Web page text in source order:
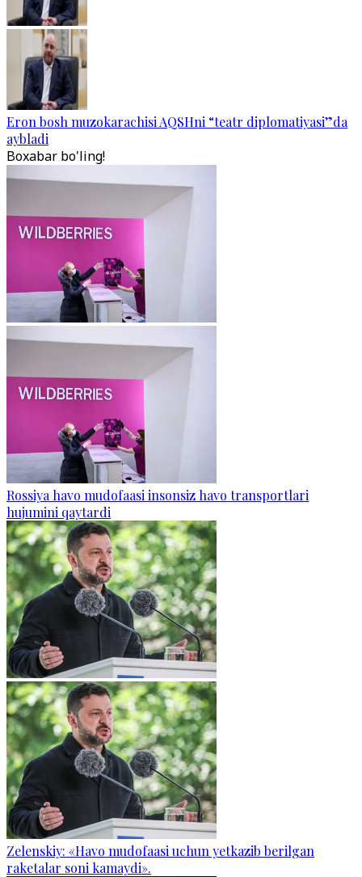
Eron bosh muzokarachisi AQSHni “teatr diplomatiyasi”da
aybladi
Boxabar bo'ling!
Rossiya havo mudofaasi insonsiz havo transportlari
hujumini qaytardi
Zelenskiy: «Havo mudofaasi uchun yetkazib berilgan
raketalar soni kamaydi».